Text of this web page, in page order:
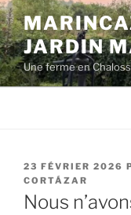
Aller
au
contenu
principal
JARDIN
Une ferme en
PUBLIÉ
LE
23 FÉVRIER 2026
CORTÁZAR
Nous